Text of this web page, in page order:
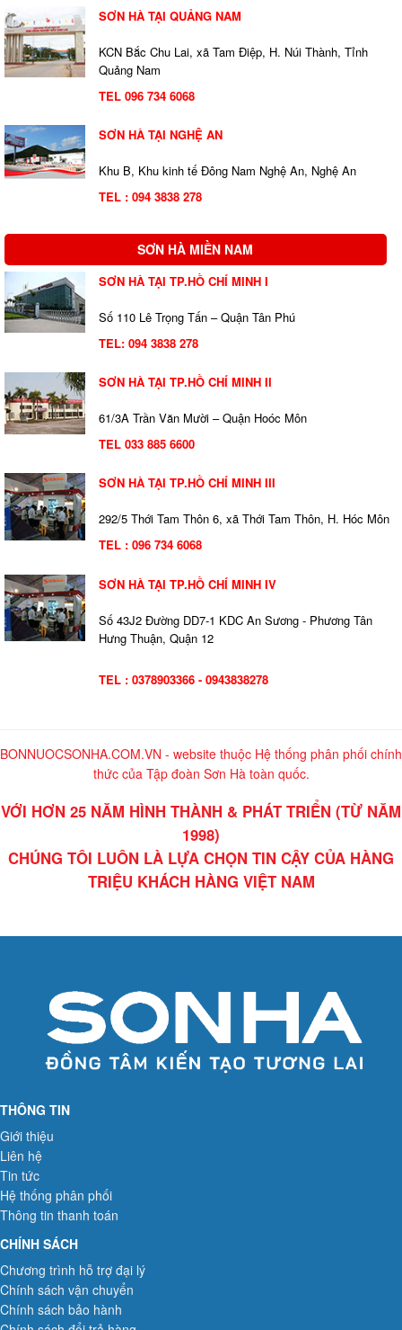
SƠN HÀ TẠI QUẢNG NAM
KCN Bắc Chu Lai, xã Tam Điệp, H. Núi Thành, Tỉnh
Quảng Nam
TEL 096 734 6068
SƠN HÀ TẠI NGHỆ AN
Khu B, Khu kinh tế Đông Nam Nghệ An, Nghệ An
TEL : 094 3838 278
SƠN HÀ MIỀN NAM
SƠN HÀ TẠI TP.HỒ CHÍ MINH I
Số 110 Lê Trọng Tấn – Quận Tân Phú
TEL: 094 3838 278
SƠN HÀ TẠI TP.HỒ CHÍ MINH II
61/3A Trần Văn Mười – Quận Hoóc Môn
TEL 033 885 6600
SƠN HÀ TẠI TP.HỒ CHÍ MINH III
292/5 Thới Tam Thôn 6, xã Thới Tam Thôn, H. Hóc Môn
TEL : 096 734 6068
SƠN HÀ TẠI TP.HỒ CHÍ MINH IV
Số 43J2 Đường DD7-1 KDC An Sương - Phương Tân
Hưng Thuận, Quận 12
TEL : 0378903366 - 0943838278
BONNUOCSONHA.COM.VN - website thuộc Hệ thống phân phối chính
thức của Tập đoàn Sơn Hà toàn quốc.
VỚI HƠN 25 NĂM HÌNH THÀNH & PHÁT TRIỂN (TỪ NĂM
1998)
CHÚNG TÔI LUÔN LÀ LỰA CHỌN TIN CẬY CỦA HÀNG
TRIỆU KHÁCH HÀNG VIỆT NAM
THÔNG TIN
Giới thiệu
Liên hệ
Tin tức
Hệ thống phân phối
Thông tin thanh toán
CHÍNH SÁCH
Chương trình hỗ trợ đại lý
Chính sách vận chuyển
Chính sách bảo hành